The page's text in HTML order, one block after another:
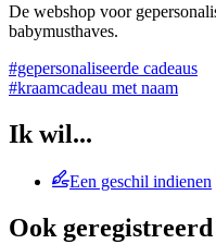
De webshop voor
babymusthaves.
#gepersonaliseerde cadeaus
#kraamcadeau met naam
Ik wil...
Een geschil indienen
Ook